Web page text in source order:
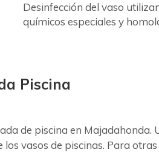
Desinfección del vaso
químicos especiales y
Piscina
de piscina en
vasos de piscinas. Para otras